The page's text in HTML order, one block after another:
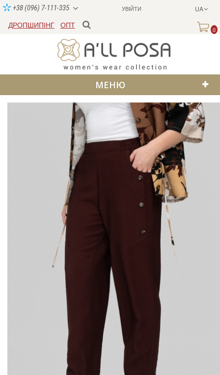
УВІЙТИ UA
+38 (096) 7-111-335
ДРОПШИПІНГ ОПТ
0
МЕНЮ